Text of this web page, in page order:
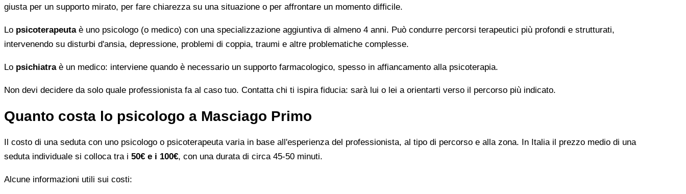
giusta per un supporto mirato, per fare chiarezza su una situazione o per affrontare un momento difficile.
Lo psicoterapeutaè uno psicologo (o medico) con una specializzazione aggiuntiva di almeno 4 anni. Può condurre percorsi terapeutici più profondi e strutturati,
intervenendo su disturbi d'ansia, depressione, problemi di coppia, traumi e altre problematiche complesse.
Lo psichiatraè un medico: interviene quando è necessario un supporto farmacologico, spesso in affiancamento alla psicoterapia.
Non devi decidere da solo quale professionista fa al caso tuo. Contatta chi ti ispira fiducia: sarà lui o lei a orientarti verso il percorso più indicato.
Quanto costa lo psicologo a Masciago Primo
Il costo di una seduta con uno psicologo o psicoterapeuta varia in base all'esperienza del professionista, al tipo di percorso e alla zona. In Italia il prezzo medio di una
seduta individuale si colloca tra i 50€ e i 100€, con una durata di circa 45-50 minuti.
Alcune informazioni utili sui costi: